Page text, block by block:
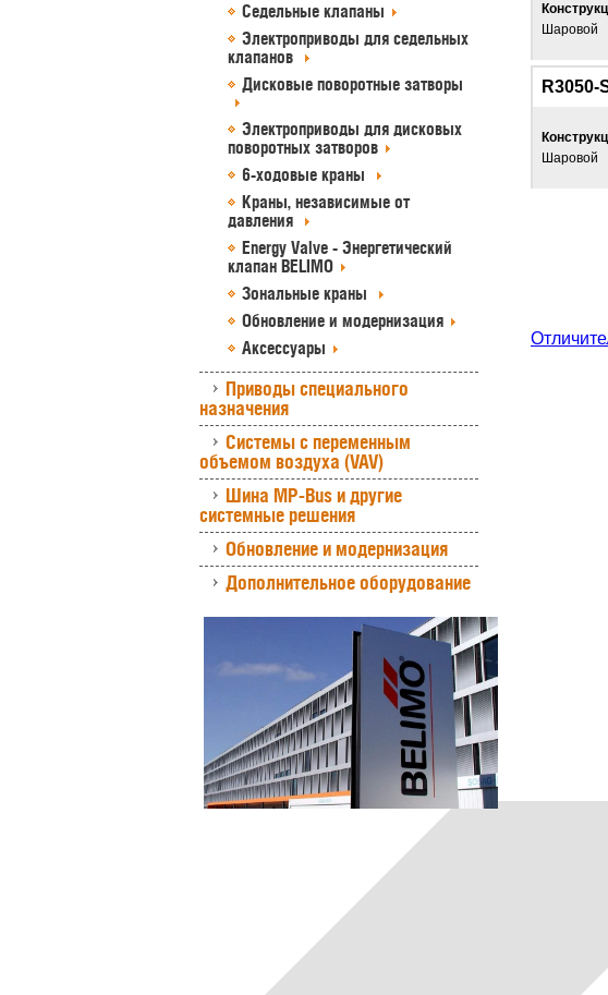
Седельные клапаны
Электроприводы для седельных
клапанов
Дисковые поворотные затворы
Электроприводы для дисковых
поворотных затворов
6-ходовые краны
Краны, независимые от
давления
Energy Valve - Энергетический
клапан BELIMO
Зональные краны
Обновление и модернизация
Аксессуары
Приводы специального
назначения
Системы с переменным
объемом воздуха (VAV)
Шина MP-Bus и другие
системные решения
Обновление и модернизация
Дополнительное оборудование
Шаровой
R3050-
Шаровой